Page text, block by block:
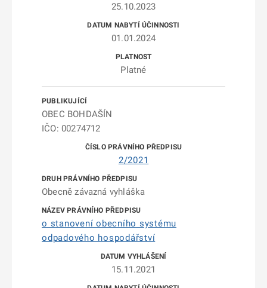
25.10.2023
01.01.2024
Platné
OBEC BOHDAŠÍN
IČO: 00274712
2/2021
Obecně závazná vyhláška
o stanovení obecního systému
odpadového hospodářství
15.11.2021